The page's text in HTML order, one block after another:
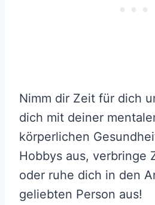
Nimm dir Zeit für dich
dich mit deiner
körperlichen
Hobbys aus, verbringe
oder ruhe dich in den
geliebten Person aus!